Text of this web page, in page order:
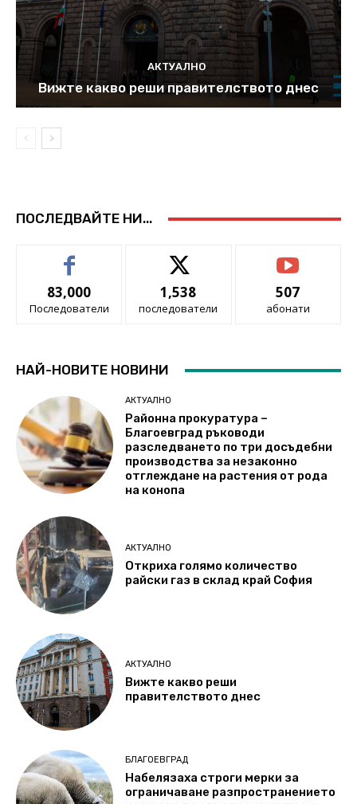
АКТУАЛНО
Вижте какво реши правителството днес
ПОСЛЕДВАЙТЕ НИ...
83,000
Последователи
1,538
последователи
507
абонати
НАЙ-НОВИТЕ НОВИНИ
АКТУАЛНО
Районна прокуратура –
Благоевград ръководи
разследването по три досъдебни
производства за незаконно
отглеждане на растения от рода
на конопа
АКТУАЛНО
Откриха голямо количество
райски газ в склад край София
АКТУАЛНО
Вижте какво реши
правителството днес
БЛАГОЕВГРАД
Набелязаха строги мерки за
ограничаване разпространението